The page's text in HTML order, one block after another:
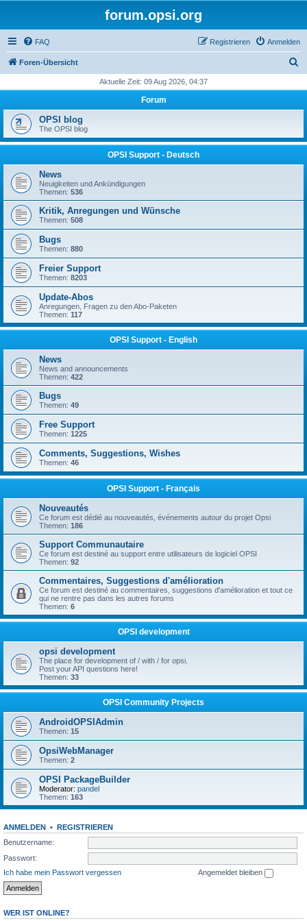
forum.opsi.org
FAQ Anmelden
Registrieren
Foren-Übersicht
h
Aktuelle Zeit: 09 Aug 2026, 04:37
Forum
OPSI blog
The OPSI blog
OPSI Support - Deutsch
News
Neuigkeiten und Ankündigungen
Themen: 536
Kritik, Anregungen und Wünsche
Themen: 508
Bugs
Themen: 880
Freier Support
Themen: 8203
Update-Abos
Anregungen, Fragen zu den Abo-Paketen
Themen: 117
OPSI Support - English
News
News and announcements
Themen: 422
Bugs
Themen: 49
Free Support
Themen: 1225
Comments, Suggestions, Wishes
Themen: 46
OPSI Support - Français
Nouveautés
Ce forum est dédié au nouveautés, événements autour du projet Opsi
Themen: 186
Support Communautaire
Ce forum est destiné au support entre utilisateurs de logiciel OPSI
Themen: 92
Commentaires, Suggestions d'amélioration
Ce forum est destiné au commentaires, suggestions d'amélioration et tout ce
qui ne rentre pas dans les autres forums
Themen: 6
OPSI development
opsi development
The place for development of / with / for opsi.
Post your API questions here!
Themen: 33
OPSI Community Projects
AndroidOPSIAdmin
Themen: 15
OpsiWebManager
Themen: 2
OPSI PackageBuilder
Moderator: pandel
Themen: 163
ANMELDEN • REGISTRIEREN
Benutzername:
Passwort:
Ich habe mein Passwort vergessen
Angemeldet bleiben
WER IST ONLINE?